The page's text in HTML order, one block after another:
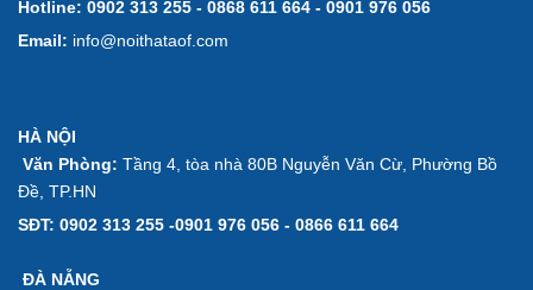
Hotline: 0902 313 255 - 0868 611 664 - 0901 976 056
Email: info@noithataof.com
HÀ NỘI
Văn Phòng: Tầng 4, tòa nhà 80B Nguyễn Văn Cừ, Phường Bồ
Đề, TP.HN
SĐT: 0902 313 255 -0901 976 056 - 0866 611 664
ĐÀ NẴNG